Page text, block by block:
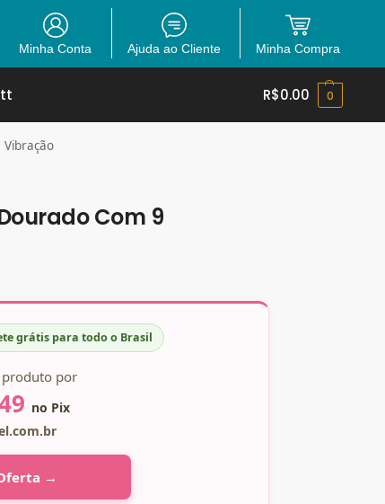
Minha Conta Ajuda ao Cliente Minha Compra
R$0.00 0
Com 9
grátis para todo o Brasil
produto por
no Pix
→